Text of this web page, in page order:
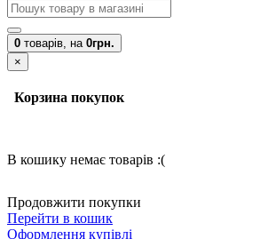
0 товарів, на 0грн.
×
Корзина покупок
В кошику немає товарів :(
Продовжити покупки
Перейти в кошик
Оформлення купівлі